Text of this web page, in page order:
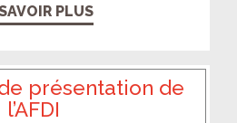
PLUS
présentation de
l’AFDI